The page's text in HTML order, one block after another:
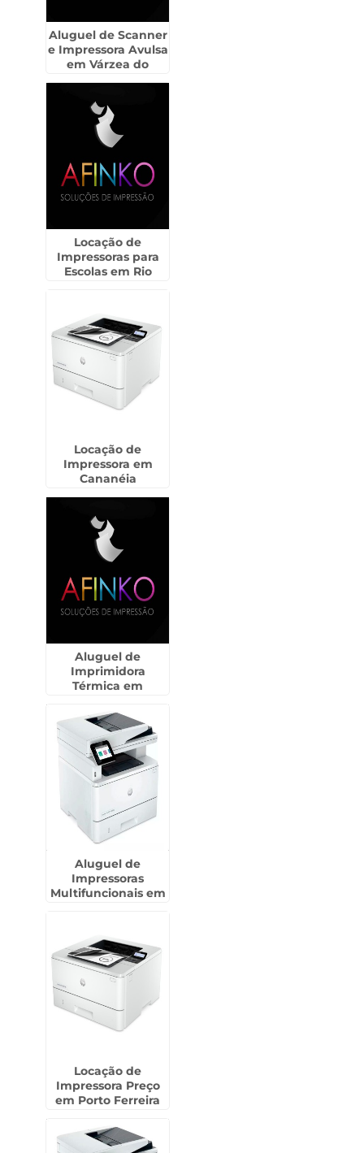
Aluguel de Scanner
e Impressora Avulsa
em Várzea do
Locação de
Impressoras para
Escolas em Rio
Locação de
Impressora em
Cananéia
Aluguel de
Imprimidora
Térmica em
Guarulhos
Aluguel de
Impressoras
Multifuncionais em
Locação de
Impressora Preço
em Porto Ferreira